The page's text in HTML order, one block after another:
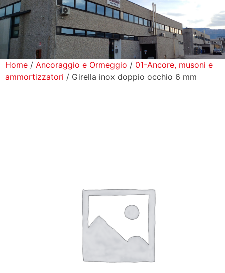
Prodotti
Home / Ancoraggio e Ormeggio / 01-Ancore, musoni e
ammortizzatori / Girella inox doppio occhio 6 mm